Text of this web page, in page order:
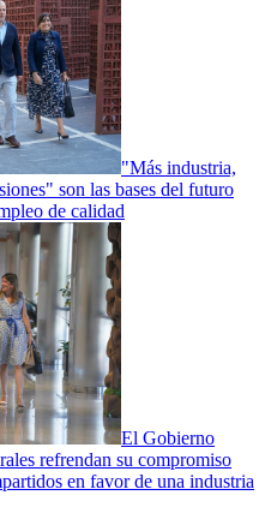
"Más industria,
son las bases del futuro
de calidad
El Gobierno
refrendan su compromiso
en favor de una industria